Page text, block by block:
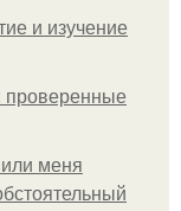
и изучение
проверенные
меня